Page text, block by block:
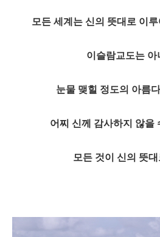
모든 세계는 신의 뜻대로 이
이슬람교도는 아
눈물 맺힐 정도의 아름
어찌 신께 감사하지 않을
모든 것이 신의 뜻